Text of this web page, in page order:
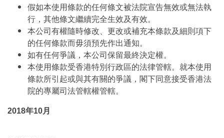
假如本使用條款的任何條文被法院宣告無效或無法執
行，其他條文繼續完全生效及有效。
本公司有權隨時修改、更改或補充本條款及細則項下
的任何條款而毋須預先作出通知。
如有任何爭議，本公司保留最終決定權。
本使用條款受香港特別行政區的法律管轄。就本使用
條款所引起或與其有關的爭議，閣下同意接受香港法
院的專屬司法管轄權管轄。
2018年10月